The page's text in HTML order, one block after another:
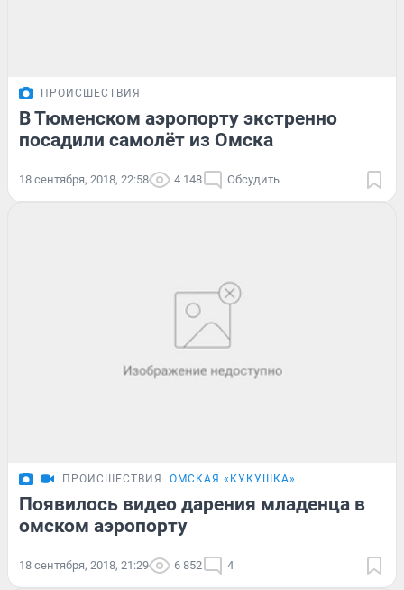
ПРОИСШЕСТВИЯ
В Тюменском аэропорту экстренно
посадили самолёт из Омска
18 сентября, 2018, 22:58 4 148 Обсудить
ПРОИСШЕСТВИЯ ОМСКАЯ «КУКУШКА»
Появилось видео дарения младенца в
омском аэропорту
18 сентября, 2018, 21:29 6 852 4